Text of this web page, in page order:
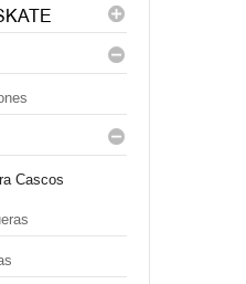
Cascos